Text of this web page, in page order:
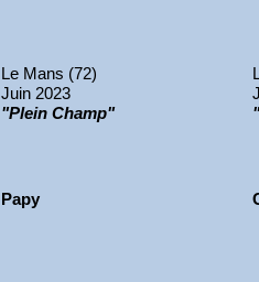
Le Mans (72)
Juin 2023
"Plein Champ"
Papy